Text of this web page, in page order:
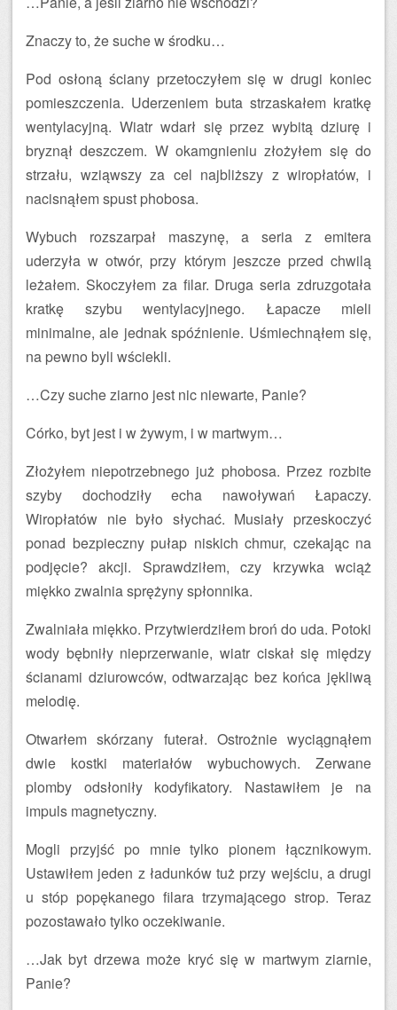
Znaczy to, że suche w środku…
Pod osłoną ściany przetoczyłem się w drugi koniec
pomieszczenia. Uderzeniem buta strzaskałem kratkę
wentylacyjną. Wiatr wdarł się przez wybitą dziurę i
bryznął deszczem. W okamgnieniu złożyłem się do
strzału, wziąwszy za cel najbliższy z wiropłatów, i
nacisnąłem spust phobosa.
Wybuch rozszarpał maszynę, a seria z emitera
uderzyła w otwór, przy którym jeszcze przed chwilą
leżałem. Skoczyłem za filar. Druga seria zdruzgotała
kratkę szybu wentylacyjnego. Łapacze mieli
minimalne, ale jednak spóźnienie. Uśmiechnąłem się,
na pewno byli wściekli.
…Czy suche ziarno jest nic niewarte, Panie?
Córko, byt jest i w żywym, i w martwym…
Złożyłem niepotrzebnego już phobosa. Przez rozbite
szyby dochodziły echa nawoływań Łapaczy.
Wiropłatów nie było słychać. Musiały przeskoczyć
ponad bezpieczny pułap niskich chmur, czekając na
podjęcie? akcji. Sprawdziłem, czy krzywka wciąż
miękko zwalnia sprężyny spłonnika.
Zwalniała miękko. Przytwierdziłem broń do uda. Potoki
wody bębniły nieprzerwanie, wiatr ciskał się między
ścianami dziurowców, odtwarzając bez końca jękliwą
melodię.
Otwarłem skórzany futerał. Ostrożnie wyciągnąłem
dwie kostki materiałów wybuchowych. Zerwane
plomby odsłoniły kodyfikatory. Nastawiłem je na
impuls magnetyczny.
Mogli przyjść po mnie tylko pionem łącznikowym.
Ustawiłem jeden z ładunków tuż przy wejściu, a drugi
u stóp popękanego filara trzymającego strop. Teraz
pozostawało tylko oczekiwanie.
…Jak byt drzewa może kryć się w martwym ziarnie,
Panie?